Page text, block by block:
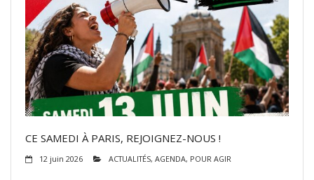
CE SAMEDI À PARIS, REJOIGNEZ-NOUS !
12 juin 2026 ACTUALITÉS, AGENDA, POUR AGIR